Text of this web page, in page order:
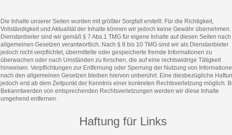
Die Inhalte unserer Seiten wurden mit größter Sorgfalt erstellt. Für die Richtigkeit,
Vollständigkeit und Aktualität der Inhalte können wir jedoch keine Gewähr übernehmen.
Dienstanbieter sind wir gemäß § 7 Abs.1 TMG für eigene Inhalte auf diesen Seiten nach
allgemeinen Gesetzen verantwortlich. Nach § 8 bis 10 TMG sind wir als Dienstanbieter
jedoch nicht verpflichtet, übermittelte oder gespeicherte fremde Informationen zu
überwachen oder nach Umständen zu forschen, die auf eine rechtswidrige Tätigkeit
hinweisen. Verpflichtungen zur Entfernung oder Sperrung der Nutzung von
nach den allgemeinen Gesetzen bleiben hiervon unberührt. Eine diesbezügliche
jedoch erst ab dem Zeitpunkt der Kenntnis einer konkreten Rechtsverletzung möglich.
Bekanntwerden von entsprechenden Rechtsverletzungen werden wir diese Inhalte
umgehend entfernen.
Haftung für Links